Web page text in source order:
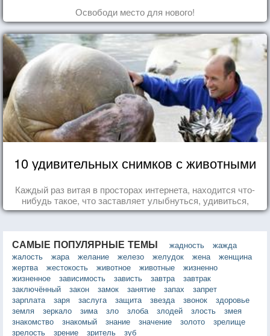
Освободи место для нового!
10 удивительных снимков с животными
Каждый раз витая в просторах интернета, находится что-
нибудь такое, что заставляет улыбнуться, удивиться,
восхититься...
САМЫЕ ПОПУЛЯРНЫЕ ТЕМЫ жадность
жажда
жалость
жара желание железо желудок жена
женщина
жертва
жестокость животное животные
жизненно
жизненное
зависимость зависть завтра
завтрак
заключённый
закон замок занятие запах
запрет
зарплата
заря заслуга защита звезда звонок
здоровье
земля
зеркало зима зло злоба злодей злость
змея
знакомство
знакомый знание значение золото
зрелище
зрелость
зрение зритель зуб